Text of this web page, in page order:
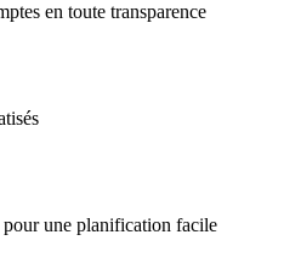
en toute transparence
une planification facile